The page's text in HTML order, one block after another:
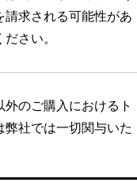
請求される可能性があ
さい。
外のご購入におけるト
弊社では一切関与いた